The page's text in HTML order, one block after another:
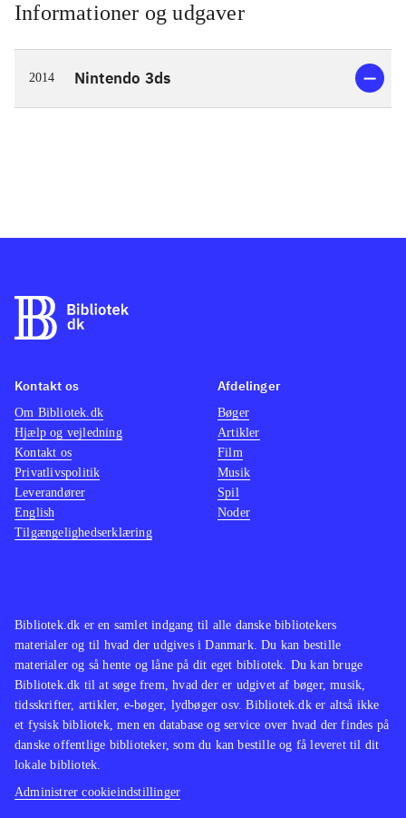
Informationer og udgaver
2014 Nintendo 3ds
Bibliotek.dk er en samlet indgang til alle danske bibliotekers
materialer og til hvad der udgives i Danmark. Du kan bestille
materialer og så hente og låne på dit eget bibliotek. Du kan bruge
Bibliotek.dk til at søge frem, hvad der er udgivet af bøger, musik,
tidsskrifter, artikler, e-bøger, lydbøger osv. Bibliotek.dk er altså ikke
et fysisk bibliotek, men en database og service over hvad der findes på
danske offentlige biblioteker, som du kan bestille og få leveret til dit
lokale bibliotek.
Administrer cookieindstillinger
Kontakt os
Om Bibliotek.dk
Hjælp og vejledning
Kontakt os
Privatlivspolitik
Leverandører
English
Tilgængelighedserklæring
Afdelinger
Bøger
Artikler
Film
Musik
Spil
Noder